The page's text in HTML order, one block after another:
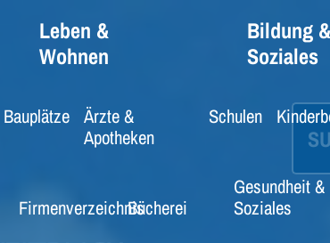
Leben &
Wohnen
Bauplätze Ärzte &
Apotheken
FirmenverzeichnisBücherei
Bildung &
Soziales
Schulen
Gesundheit &
Soziales